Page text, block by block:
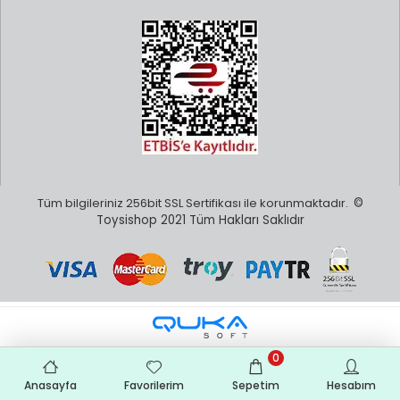
Tüm bilgileriniz 256bit SSL Sertifikası ile korunmaktadır. ©
Toysishop 2021 Tüm Hakları Saklıdır
Anasayfa Favorilerim Sepetim
0
Hesabım